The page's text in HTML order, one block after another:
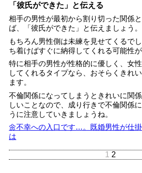
「彼氏ができた」と伝える
相手の男性が最初から割り切った関係
ば、「彼氏ができた」と伝えましょう。
もちろん男性側は未練を見せてくるで
ち着けばすぐに納得してくれる可能性が
特に相手の男性が性格的に優しく、女
してくれるタイプなら、おそらくきれ
ます。
不倫関係になってしまうときれいに関
しいことなので、成り行きで不倫関係
うに注意していきましょうね。
🌼不幸への入口です…。既婚男性が仕
は
1 2